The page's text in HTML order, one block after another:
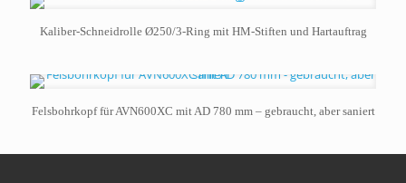
Kaliber-Schneidrolle Ø250/3-Ring mit HM-Stiften und Hartauftrag
Felsbohrkopf für AVN600XC mit AD 780 mm – gebraucht, aber saniert